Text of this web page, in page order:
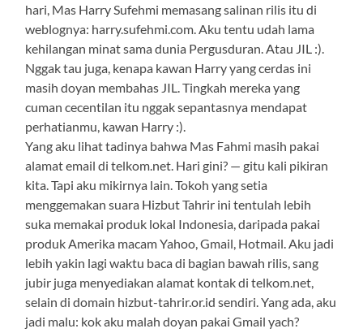
hari, Mas Harry Sufehmi memasang salinan rilis itu di
weblognya: harry.sufehmi.com. Aku tentu udah lama
kehilangan minat sama dunia Pergusduran. Atau JIL :).
Nggak tau juga, kenapa kawan Harry yang cerdas ini
masih doyan membahas JIL. Tingkah mereka yang
cuman cecentilan itu nggak sepantasnya mendapat
perhatianmu, kawan Harry :).
Yang aku lihat tadinya bahwa Mas Fahmi masih pakai
alamat email di telkom.net. Hari gini? — gitu kali pikiran
kita. Tapi aku mikirnya lain. Tokoh yang setia
menggemakan suara Hizbut Tahrir ini tentulah lebih
suka memakai produk lokal Indonesia, daripada pakai
produk Amerika macam Yahoo, Gmail, Hotmail. Aku jadi
lebih yakin lagi waktu baca di bagian bawah rilis, sang
jubir juga menyediakan alamat kontak di telkom.net,
selain di domain hizbut-tahrir.or.id sendiri. Yang ada, aku
jadi malu: kok aku malah doyan pakai Gmail yach?